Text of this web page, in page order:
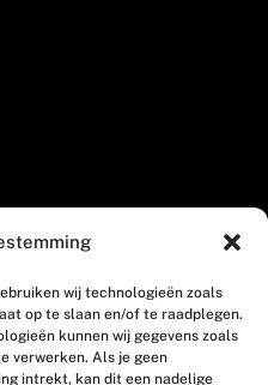
wij technologieën zoals
op te slaan en/of te raadplegen.
kunnen wij gegevens zoals
verwerken. Als je geen
intrekt, kan dit een nadelige